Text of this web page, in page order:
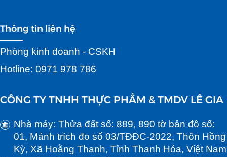
Thông tin liên hệ
Phòng kinh doanh - CSKH
Hotline: 0971 978 786
CÔNG TY TNHH THỰC PHẨM & TMDV LÊ GIA
Nhà máy: Thửa đất số: 889, 890 tờ bản đồ số:
01, Mảnh trích đo số 03/TĐĐC-2022, Thôn Hồng
Kỳ, Xã Hoằng Thanh, Tỉnh Thanh Hóa, Việt Nam